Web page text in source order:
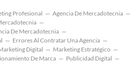
Profesional
Agencia De Mercadotecnia
De Mercadotecnia
Errores Al Contratar Una Agencia
Digital
Marketing Estratégico
De Marca
Publicidad Digital